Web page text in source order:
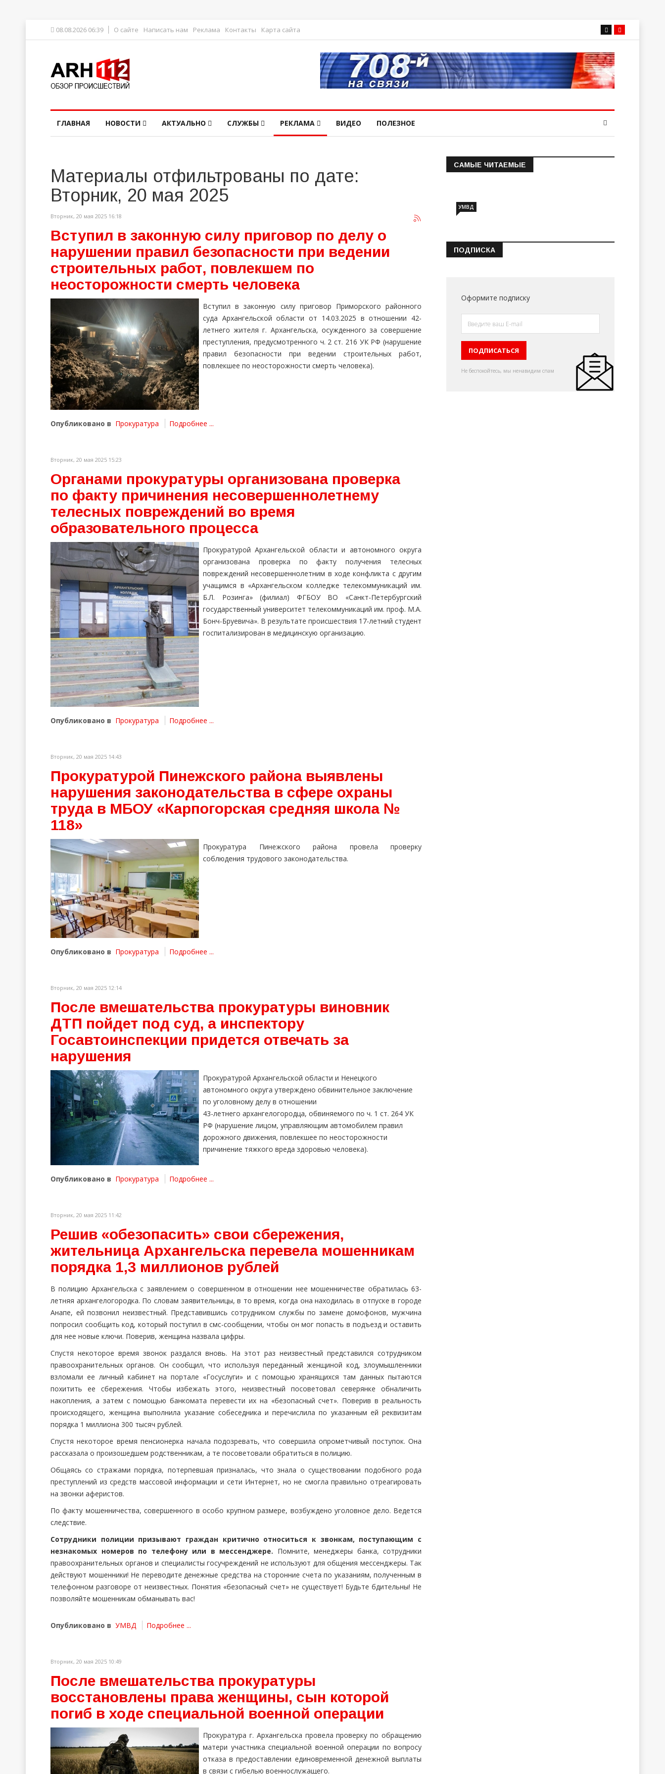
08.08.2026 06:39 О сайте Написать нам Реклама Контакты Карта сайта
ГЛАВНАЯ НОВОСТИ АКТУАЛЬНО СЛУЖБЫ РЕКЛАМА ВИДЕО ПОЛЕЗНОЕ
Материалы отфильтрованы по дате:
Вторник, 20 мая 2025
Вторник, 20 мая 2025 16:18
Вступил в законную силу приговор по делу о
нарушении правил безопасности при ведении
строительных работ, повлекшем по
неосторожности смерть человека
Вступил в законную силу приговор Приморского районного
суда Архангельской области от 14.03.2025 в отношении 42-
летнего жителя г. Архангельска, осужденного за совершение
преступления, предусмотренного ч. 2 ст. 216 УК РФ (нарушение
правил безопасности при ведении строительных работ,
повлекшее по неосторожности смерть человека).
Опубликовано в Прокуратура Подробнее ...
Вторник, 20 мая 2025 15:23
Органами прокуратуры организована проверка
по факту причинения несовершеннолетнему
телесных повреждений во время
образовательного процесса
Прокуратурой Архангельской области и автономного округа
организована проверка по факту получения телесных
повреждений несовершеннолетним в ходе конфликта с другим
учащимся в «Архангельском колледже телекоммуникаций им.
Б.Л. Розинга» (филиал) ФГБОУ ВО «Санкт-Петербургский
государственный университет телекоммуникаций им. проф. М.А.
Бонч-Бруевича». В результате происшествия 17-летний студент
госпитализирован в медицинскую организацию.
Опубликовано в Прокуратура Подробнее ...
Вторник, 20 мая 2025 14:43
Прокуратурой Пинежского района выявлены
нарушения законодательства в сфере охраны
труда в МБОУ «Карпогорская средняя школа №
118»
Прокуратура Пинежского района провела проверку
соблюдения трудового законодательства.
Опубликовано в Прокуратура Подробнее ...
Вторник, 20 мая 2025 12:14
После вмешательства прокуратуры виновник
ДТП пойдет под суд, а инспектору
Госавтоинспекции придется отвечать за
нарушения
Прокуратурой Архангельской области и Ненецкого
автономного округа утверждено обвинительное заключение
по уголовному делу в отношении
43-летнего архангелогородца, обвиняемого по ч. 1 ст. 264 УК
РФ (нарушение лицом, управляющим автомобилем правил
дорожного движения, повлекшее по неосторожности
причинение тяжкого вреда здоровью человека).
Опубликовано в Прокуратура Подробнее ...
Вторник, 20 мая 2025 11:42
Решив «обезопасить» свои сбережения,
жительница Архангельска перевела мошенникам
порядка 1,3 миллионов рублей
В полицию Архангельска с заявлением о совершенном в отношении нее мошенничестве обратилась 63-
летняя архангелогородка. По словам заявительницы, в то время, когда она находилась в отпуске в городе
Анапе, ей позвонил неизвестный. Представившись сотрудником службы по замене домофонов, мужчина
попросил сообщить код, который поступил в смс-сообщении, чтобы он мог попасть в подъезд и оставить
для нее новые ключи. Поверив, женщина назвала цифры.
Спустя некоторое время звонок раздался вновь. На этот раз неизвестный представился сотрудником
правоохранительных органов. Он сообщил, что используя переданный женщиной код, злоумышленники
взломали ее личный кабинет на портале «Госуслуги» и с помощью хранящихся там данных пытаются
похитить ее сбережения. Чтобы избежать этого, неизвестный посоветовал северянке обналичить
накопления, а затем с помощью банкомата перевести их на «безопасный счет». Поверив в реальность
происходящего, женщина выполнила указание собеседника и перечислила по указанным ей реквизитам
порядка 1 миллиона 300 тысяч рублей.
Спустя некоторое время пенсионерка начала подозревать, что совершила опрометчивый поступок. Она
рассказала о произошедшем родственникам, а те посоветовали обратиться в полицию.
Общаясь со стражами порядка, потерпевшая призналась, что знала о существовании подобного рода
преступлений из средств массовой информации и сети Интернет, но не смогла правильно отреагировать
на звонки аферистов.
По факту мошенничества, совершенного в особо крупном размере, возбуждено уголовное дело. Ведется
следствие.
Сотрудники полиции призывают граждан критично относиться к звонкам, поступающим с
незнакомых номеров по телефону или в мессенджере. Помните, менеджеры банка, сотрудники
правоохранительных органов и специалисты госучреждений не используют для общения мессенджеры. Так
действуют мошенники! Не переводите денежные средства на сторонние счета по указаниям, полученным в
телефонном разговоре от неизвестных. Понятия «безопасный счет» не существует! Будьте бдительны! Не
позволяйте мошенникам обманывать вас!
Опубликовано в УМВД Подробнее ...
Вторник, 20 мая 2025 10:49
После вмешательства прокуратуры
восстановлены права женщины, сын которой
погиб в ходе специальной военной операции
Прокуратура г. Архангельска провела проверку по обращению
матери участника специальной военной операции по вопросу
отказа в предоставлении единовременной денежной выплаты
в связи с гибелью военнослужащего.
САМЫЕ ЧИТАЕМЫЕ
Информация о состоянии
УМВД
ПОДПИСКА
Оформите подписку
Не беспокойтесь, мы ненавидим спам